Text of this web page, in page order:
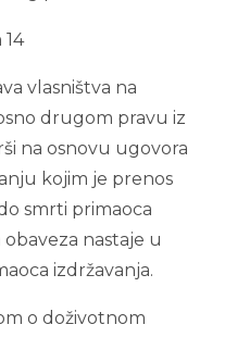
14
vlasništva na
drugom pravu iz
na osnovu ugovora
kojim je prenos
smrti primaoca
nastaje u
izdržavanja.
o doživotnom